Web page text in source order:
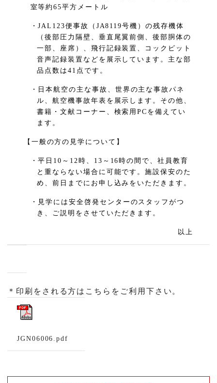
室等約65平方メートル
・JAL123便事故（JA8119号機）の残存機体
（後部圧力隔壁、垂直尾翼前側、後部胴体の
一部、座席）、飛行記録装置、コックピット
音声記録装置などを展示しています。主な部
品点数は41点です。
・日本航空の主な事故、世界の主な事故パネ
ル、航空機事故年表を展示します。その他、
書籍・文献コーナー、検索用PCを備えてい
ます。
【一般の方の見学について】
・平日10～12時、13～16時の間で、社員教育
と重ならない場合に可能です。施設保安のた
め、前日までにお申し込みをいただきます。
・見学には安全啓発センターのスタッフがつ
き、ご説明をさせていただきます。
以上
＊印刷をされる方はこちらをご利用下さい。
JGN06006.pdf